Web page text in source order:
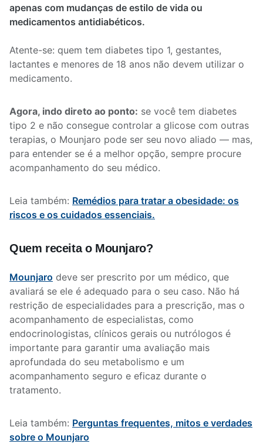
apenas com mudanças de estilo de vida ou
medicamentos antidiabéticos.
Atente-se: quem tem diabetes tipo 1, gestantes,
lactantes e menores de 18 anos não devem utilizar o
Agora, indo direto ao ponto: se você tem diabetes
tipo 2 e não consegue controlar a glicose com outras
terapias, o Mounjaro pode ser seu novo aliado — mas,
para entender se é a melhor opção, sempre procure
acompanhamento do seu médico.
Leia também: Remédios para tratar a obesidade: os
riscos e os cuidados essenciais.
Quem receita o Mounjaro?
Mounjaro deve ser prescrito por um médico, que
avaliará se ele é adequado para o seu caso. Não há
restrição de especialidades para a prescrição, mas o
acompanhamento de especialistas, como
endocrinologistas, clínicos gerais ou nutrólogos é
importante para garantir uma avaliação mais
aprofundada do seu metabolismo e um
acompanhamento seguro e eficaz durante o
tratamento.
Leia também: Perguntas frequentes, mitos e verdades
sobre o Mounjaro